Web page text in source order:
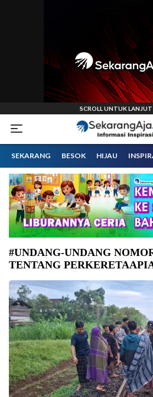
Sekarangaja
Informasi Inspirasi
SEKARANG BESOK HIJAU
#UNDANG-UNDANG
TENTANG
Memasuki bulan suci Ramadan 1447
Indonesia (Persero) Daerah Operasi 8
masyarakat, khususnya di wilayah
melakukan aktivitas apa pun di sekitar